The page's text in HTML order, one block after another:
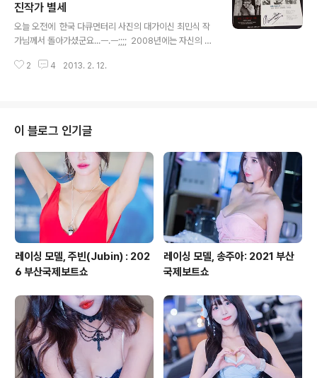
포기한 플레이로 일관하던데... 다음 시즌 신인지명권을 위
해 6강 플레이오프를 포기하는건가? 올 시즌을 7~10위
로 끝내면 가을에 열리는 신인 드래프트에서 23.5%의 확
률로 1순위 지명권을 뽑을 수 있다. 반면 3~6위 팀이 1순
위를 뽑을 확률은 1.5%에 불과......
진작가 별세
오늘 오전에 한국 다큐먼터리 사진의 대가이신 최민식 작
가님께서 돌아가셨군요...ㅡ.ㅡ;;;; 2008년에는 자신의 사
에 기증해 민간기증 국가기록물 제1호로 지정.... 2007년
다... Copyright 2012. toodur2 All pictures cann
ot be copied without permission. Copyright
2012. toodur2 All pictures cannot be copied wit
hout permission.
2 4 2013. 2. 12.
이 블로그 인기글
레이싱 모델, 주빈(Jubin) : 202
6 부산국제보트쇼
레이싱 모델, 송주아: 2021 부산
국제보트쇼